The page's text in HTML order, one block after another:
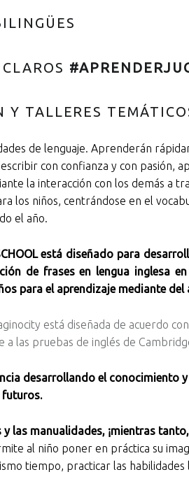
Y TALLERES
de lenguaje. Aprenderán
con confianza y con pasión,
la interacción con los demás a
los niños, centrándose en el
el año.
está diseñado para
de frases en lengua inglesa
para el aprendizaje mediante
está diseñada de acuerdo
a las pruebas de inglés de
desarrollando el conocimiento
futuros.
y las manualidades, ¡mientras
al niño poner en práctica su
tiempo, practicar las